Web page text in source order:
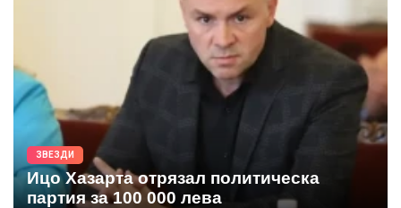
ЗВЕЗДИ
Ицо Хазарта отрязал политическа
партия за 100 000 лева